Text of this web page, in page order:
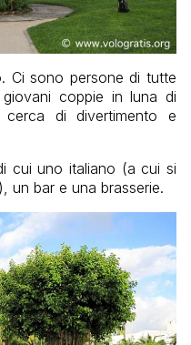
Ci sono persone di tutte
coppie in luna di
di divertimento e
cui uno italiano (a cui si
), un bar e una brasserie.